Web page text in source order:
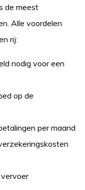
de meest
Alle voordelen
rij:
nodig voor een
op de
per maand